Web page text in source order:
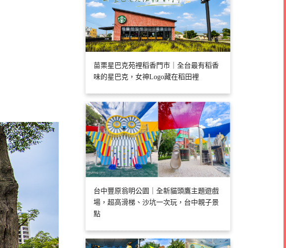
苗栗星巴克苑裡稻香門市｜全台最有稻香
味的星巴克，女神Logo藏在稻田裡
台中豐原翁明公園｜全新貓頭鷹主題遊戲
場，超高滑梯、沙坑一次玩，台中親子景
點